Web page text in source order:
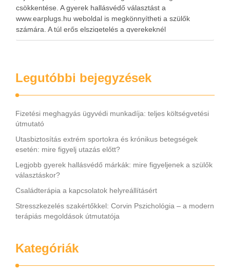
csökkentése. A gyerek hallásvédő választást a
www.earplugs.hu weboldal is megkönnyítheti a szülők
számára. A túl erős elszigetelés a gyerekeknél
kényelmetlenséget, félelmet vagy dezorientáltságot is
Legutóbbi bejegyzések
Fizetési meghagyás ügyvédi munkadíja: teljes költségvetési
útmutató
Utasbiztosítás extrém sportokra és krónikus betegségek
esetén: mire figyelj utazás előtt?
Legjobb gyerek hallásvédő márkák: mire figyeljenek a szülők
választáskor?
Családterápia a kapcsolatok helyreállításért
Stresszkezelés szakértőkkel: Corvin Pszichológia – a modern
terápiás megoldások útmutatója
Kategóriák